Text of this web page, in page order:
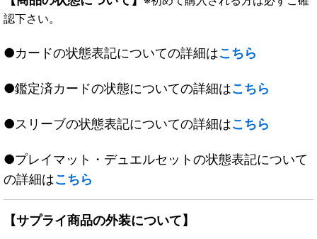
認下さい。
●カードの状態表記についての詳細はこちら
●鑑定済カードの状態についての詳細はこちら
●スリーブの状態表記についての詳細はこちら
●プレイマット・デュエルセットの状態表記について
の詳細はこちら
【サプライ商品の外装について】